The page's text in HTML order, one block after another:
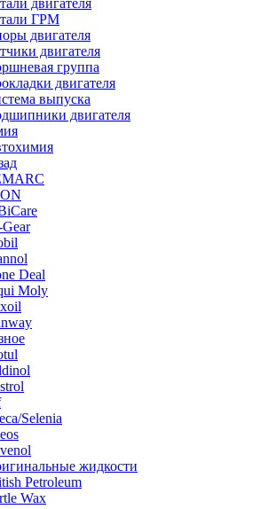
двигателя
ГРМ
двигателя
двигателя
группа
двигателя
выпуска
двигателя
Deal
Moly
Selenia
жидкости
Petroleum
Wax